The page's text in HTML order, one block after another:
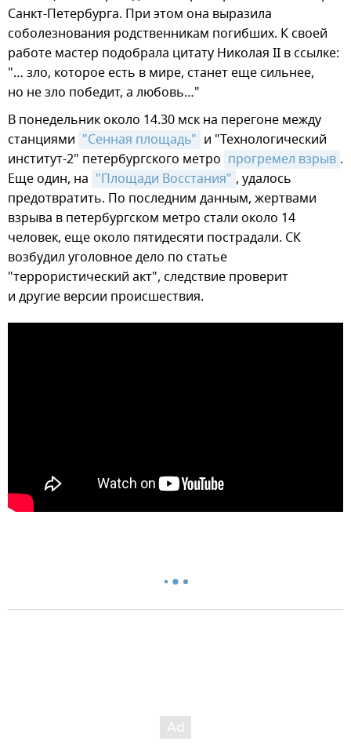
Санкт-Петербурга. При этом она выразила
соболезнования родственникам погибших. К своей
работе мастер подобрала цитату Николая II в ссылке:
"… зло, которое есть в мире, станет еще сильнее,
но не зло победит, а любовь…"
В понедельник около 14.30 мск на перегоне между
станциями "Сенная площадь" и "Технологический
институт-2" петербургского метро прогремел взрыв .
Еще один, на "Площади Восстания" , удалось
предотвратить. По последним данным, жертвами
взрыва в петербургском метро стали около 14
человек, еще около пятидесяти пострадали. СК
возбудил уголовное дело по статье
"террористический акт", следствие проверит
и другие версии происшествия.